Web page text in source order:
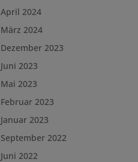
April 2024
März 2024
Dezember 2023
Juni 2023
Mai 2023
Februar 2023
Januar 2023
September 2022
Juni 2022